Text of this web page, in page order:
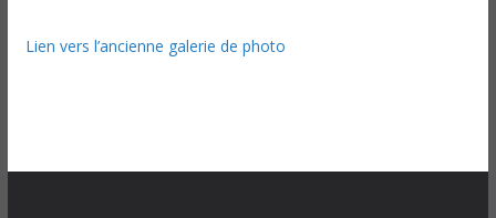
Lien vers l’ancienne galerie de photo